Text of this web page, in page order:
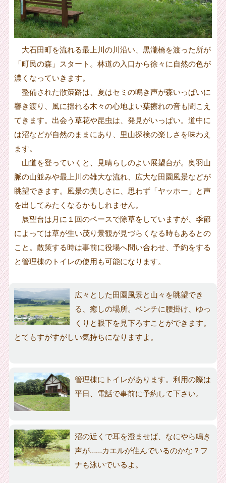
大石田町を流れる最上川の川沿い、黒瀧橋を渡った所が
「町民の森」スタート。林道の入口から徐々に自然の色が
濃くなっていきます。
整備された散策路は、夏はセミの鳴き声が森いっぱいに
響き渡り、風に揺れる木々の心地よい葉擦れの音も聞こえ
てきます。出会う草花や昆虫は、発見がいっぱい。道中に
は沼などが自然のままにあり、里山探検の楽しさを味わえ
ます。
山道を登っていくと、見晴らしのよい展望台が。奥羽山
脈の山並みや最上川の雄大な流れ、広大な田園風景などが
眺望できます。風景の美しさに、思わず「ヤッホー」と声
を出してみたくなるかもしれません。
展望台は月に１回のペースで除草をしていますが、季節
によっては草が生い茂り景観が見づらくなる時もあるとの
こと。散策する時は事前に役場へ問い合わせ、予約をする
と管理棟のトイレの使用も可能になります。
広々とした田園風景と山々を眺望でき
る、癒しの場所。ベンチに腰掛け、ゆっ
くりと眼下を見下ろすことができます。
とてもすがすがしい気持ちになりますよ。
管理棟にトイレがあります。利用の際は
平日、電話で事前に予約して下さい。
沼の近くで耳を澄ませば、なにやら鳴き
声が……カエルが住んでいるのかな？フ
ナも泳いでいるよ。